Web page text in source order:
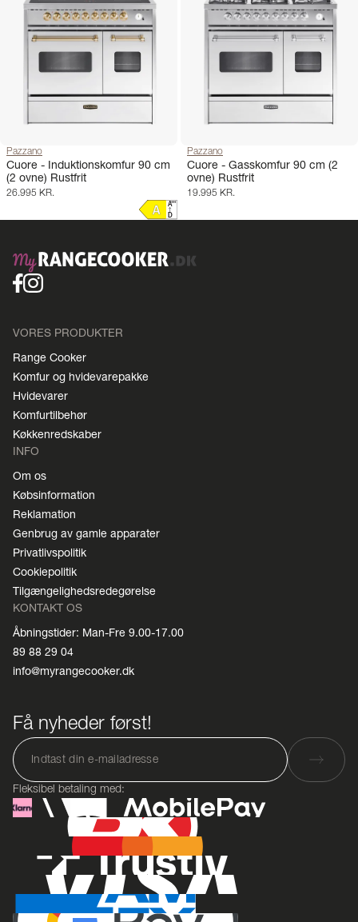
Pazzano
Cuore - Induktionskomfur 90 cm
(2 ovne) Rustfrit
26.995 KR.
Pazzano
Cuore - Gasskomfur 90 cm (2
ovne) Rustfrit
19.995 KR.
VORES PRODUKTER
Range Cooker
Komfur og hvidevarepakke
Hvidevarer
Komfurtilbehør
Køkkenredskaber
INFO
Om os
Købsinformation
Reklamation
Genbrug av gamle apparater
Privatlivspolitik
Cookiepolitik
Tilgængelighedsredegørelse
KONTAKT OS
Åbningstider: Man-Fre 9.00-17.00
89 88 29 04
info@myrangecooker.dk
Få nyheder først!
Fleksibel betaling med: